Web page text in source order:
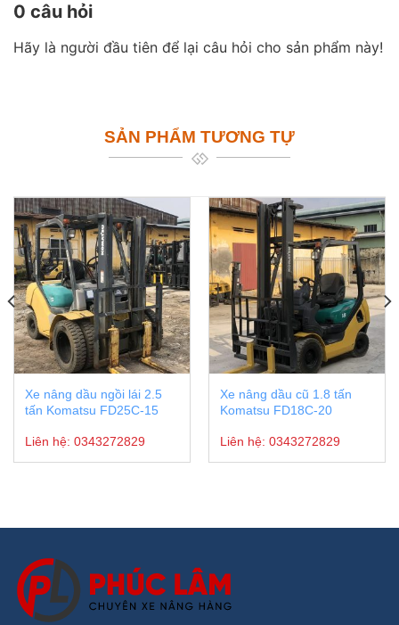
0 câu hỏi
Hãy là người đầu tiên để lại câu hỏi cho sản phẩm này!
SẢN PHẨM TƯƠNG TỰ
Xe nâng dầu ngồi lái 2.5
tấn Komatsu FD25C-15
Liên hệ: 0343272829
Xe nâng dầu cũ 1.8 tấn
Komatsu FD18C-20
Liên hệ: 0343272829